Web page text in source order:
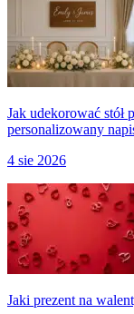
Jak udekorować stół
personalizowany
4 sie 2026
Jaki prezent na